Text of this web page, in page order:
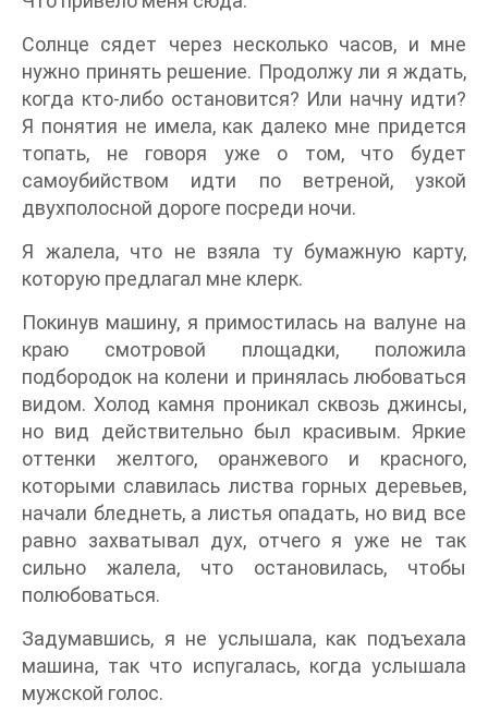
Солнце сядет через несколько часов, и мне
нужно принять решение. Продолжу ли я ждать,
когда кто-либо остановится? Или начну идти?
Я понятия не имела, как далеко мне придется
топать, не говоря уже о том, что будет
самоубийством идти по ветреной, узкой
двухполосной дороге посреди ночи.
Я жалела, что не взяла ту бумажную карту,
которую предлагал мне клерк.
Покинув машину, я примостилась на валуне на
краю смотровой площадки, положила
подбородок на колени и принялась любоваться
видом. Холод камня проникал сквозь джинсы,
но вид действительно был красивым. Яркие
оттенки желтого, оранжевого и красного,
которыми славилась листва горных деревьев,
начали бледнеть, а листья опадать, но вид все
равно захватывал дух, отчего я уже не так
сильно жалела, что остановилась, чтобы
полюбоваться.
Задумавшись, я не услышала, как подъехала
машина, так что испугалась, когда услышала
мужской голос.